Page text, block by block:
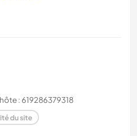
: 619286379318
du site